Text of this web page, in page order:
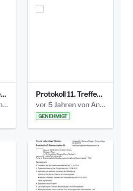
Protokoll 12. Treffen 20150921 AG Bismarckplatz.pdf
vor 5 Jahren von Anni Schlumberger
Protokoll 11. Treffen 20150901 AG Bismarckplatz.pdf
vor 5 Jahren von Anni Schlumberger
GENEHMIGT